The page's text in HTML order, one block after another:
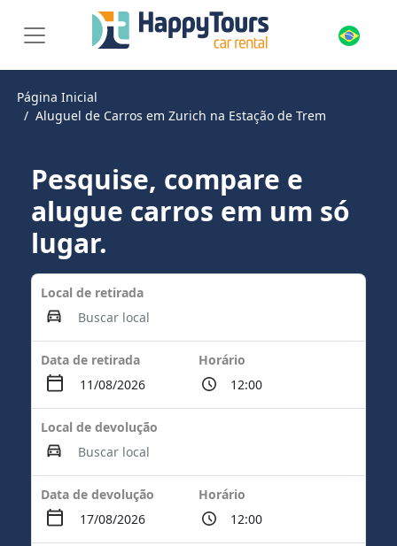
Página Inicial
Aluguel de Carros em Zurich na Estação de Trem
Pesquise, compare e
alugue carros em um só
lugar.
Local de retirada
Data de retirada Horário
Local de devolução
Data de devolução Horário